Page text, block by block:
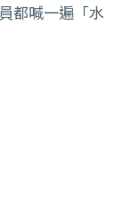
都喊一遍「水